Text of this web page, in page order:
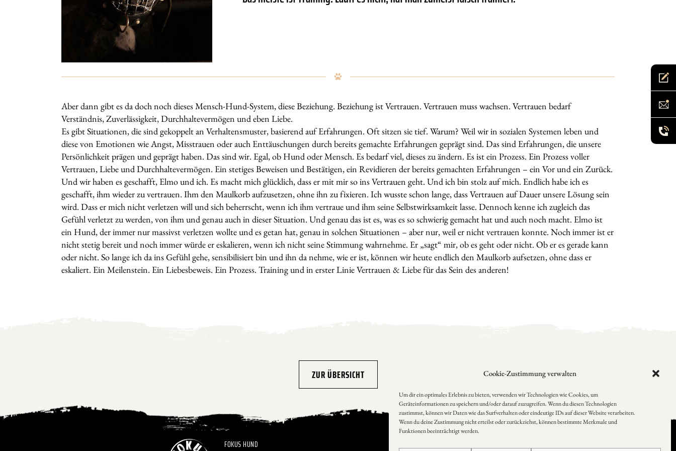
Cookie-Zustimmung verwalten
Um dir ein optimales Erlebnis zu bieten, verwenden wir Technologien wie Cookies, um
Geräteinformationen zu speichern und/oder darauf zuzugreifen. Wenn du diesen Technologien
zustimmst, können wir Daten wie das Surfverhalten oder eindeutige IDs auf dieser Website verarbeiten.
Wenn du deine Zustimmung nicht erteilst oder zurückziehst, können bestimmte Merkmale und
Funktionen beeinträchtigt werden.
Aber dann gibt es da doch noch dieses Mensch-Hund-System, diese Beziehung. Beziehung ist Vertrauen. Vertrauen muss wachsen. Vertrauen bedarf
Verständnis, Zuverlässigkeit, Durchhaltevermögen und eben Liebe.
Es gibt Situationen, die sind gekoppelt an Verhaltensmuster, basierend auf Erfahrungen. Oft sitzen sie tief. Warum? Weil wir in sozialen Systemen leben und
diese von Emotionen wie Angst, Misstrauen oder auch Enttäuschungen durch bereits gemachte Erfahrungen geprägt sind. Das sind Erfahrungen, die unsere
Persönlichkeit prägen und geprägt haben. Das sind wir. Egal, ob Hund oder Mensch. Es bedarf viel, dieses zu ändern. Es ist ein Prozess. Ein Prozess voller
Vertrauen, Liebe und Durchhaltevermögen. Ein stetiges Beweisen und Bestätigen, ein Revidieren der bereits gemachten Erfahrungen – ein Vor und ein Zurück.
Und wir haben es geschafft, Elmo und ich. Es macht mich glücklich, dass er mit mir so ins Vertrauen geht. Und ich bin stolz auf mich. Endlich habe ich es
geschafft, ihm wieder zu vertrauen. Ihm den Maulkorb aufzusetzen, ohne ihn zu fixieren. Ich wusste schon lange, dass Vertrauen auf Dauer unsere Lösung sein
wird. Dass er mich nicht verletzen will und sich beherrscht, wenn ich ihm vertraue und ihm seine Selbstwirksamkeit lasse. Dennoch kenne ich zugleich das
Gefühl verletzt zu werden, von ihm und genau auch in dieser Situation. Und genau das ist es, was es so schwierig gemacht hat und auch noch macht. Elmo ist
ein Hund, der immer nur massivst verletzen wollte und es getan hat, genau in solchen Situationen – aber nur, weil er nicht vertrauen konnte. Noch immer ist er
nicht stetig bereit und noch immer würde er eskalieren, wenn ich nicht seine Stimmung wahrnehme. Er „sagt“ mir, ob es geht oder nicht. Ob er es gerade kann
oder nicht. So lange ich da ins Gefühl gehe, sensibilisiert bin und ihn da nehme, wie er ist, können wir heute endlich den Maulkorb aufsetzen, ohne dass er
eskaliert. Ein Meilenstein. Ein Liebesbeweis. Ein Prozess. Training und in erster Linie Vertrauen & Liebe für das Sein des anderen!
ZUR ÜBERSICHT
FOKUS HUND